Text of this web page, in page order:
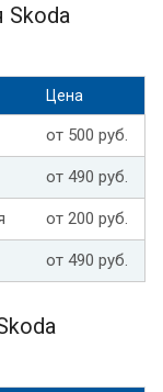
Цена
от 500 руб.
от 490 руб.
от 200 руб.
от 490 руб.